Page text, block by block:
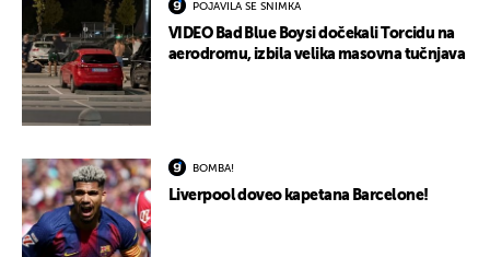
POJAVILA SE SNIMKA
VIDEO Bad Blue Boysi dočekali Torcidu na
aerodromu, izbila velika masovna tučnjava
BOMBA!
Liverpool doveo kapetana Barcelone!